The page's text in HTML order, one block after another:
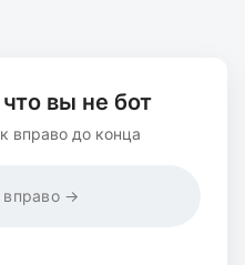
вы не бот
вправо до конца
вправо →